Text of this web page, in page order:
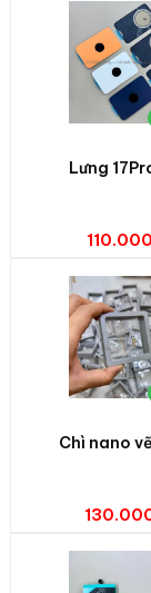
Lưng
110.000
Chì nano